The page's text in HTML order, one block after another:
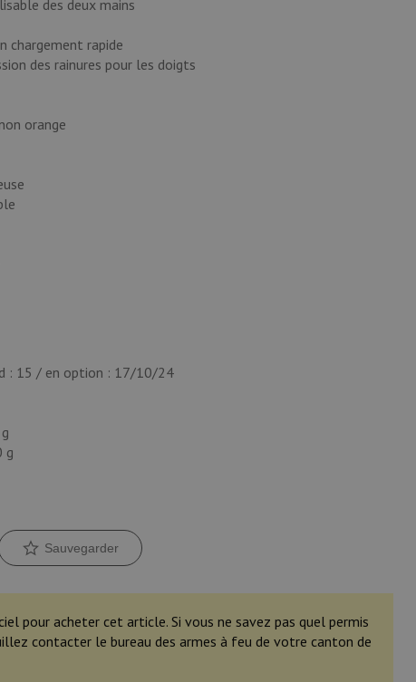
des deux mains
chargement rapide
des rainures pour les doigts
orange
: 15 / en option : 17/10/24
g
Sauvegarder
pour acheter cet article. Si vous ne savez pas quel permis
contacter le bureau des armes à feu de votre canton de